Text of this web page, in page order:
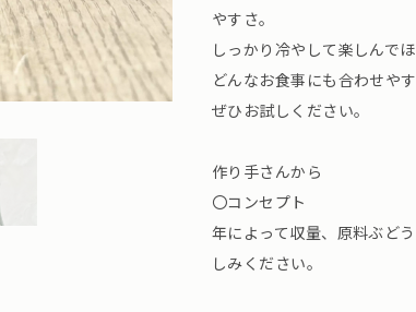
やすさ。
しっかり冷やして楽しんでほ
どんなお食事にも合わせや
ぜひお試しください。
作り手さんから
〇コンセプト
年によって収量、原料ぶど
しみください。